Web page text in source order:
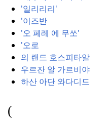
'일리리리'
'이즈반
'오 페레 에 무쏘'
'오로
의 랜드 호스피타알
우르잔 알 가르비야
하산 아단 와다디드
(